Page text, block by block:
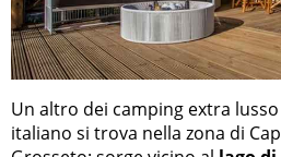
Un altro dei camping extra
italiano si trova nella zona di